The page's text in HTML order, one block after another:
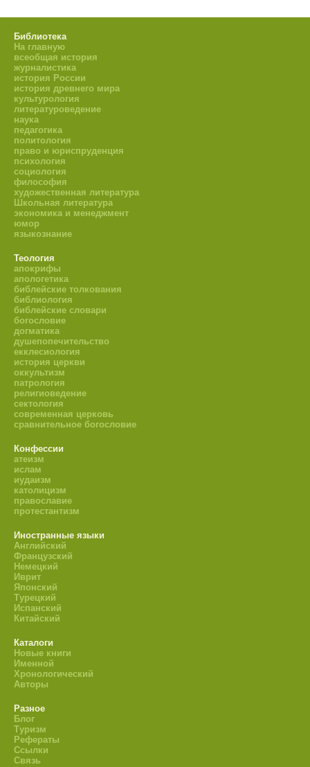
Библиотека
На главную
всеобщая история
журналистика
история России
история древнего мира
культурология
литературоведение
наука
педагогика
политология
право и юриспруденция
психология
социология
философия
художественная литература
Школьная литература
экономика и менеджмент
юмор
языкознание
Теология
апокрифы
апологетика
библейские толкования
библиология
библейские словари
богословие
догматика
душепопечительство
екклесиология
история церкви
оккультизм
патрология
религиоведение
сектология
современная церковь
сравнительное богословие
Конфессии
атеизм
ислам
иудаизм
католицизм
православие
протестантизм
Иностранные языки
Английский
Французский
Немецкий
Иврит
Японский
Турецкий
Испанский
Китайский
Каталоги
Новые книги
Именной
Хронологический
Авторы
Разное
Блог
Туризм
Рефераты
Ссылки
Связь